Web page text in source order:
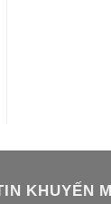
KHUYẾN